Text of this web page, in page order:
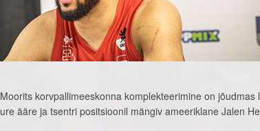
korvpallimeeskonna komplekteerimine on jõudmas
ääre ja tsentri positsioonil mängiv ameeriklane Jalen